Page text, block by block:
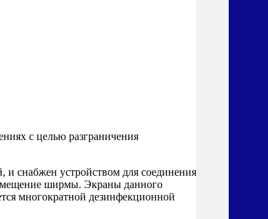
с целью разграничения
снабжен устройством для соединения
ширмы. Экраны данного
многократной дезинфекционной